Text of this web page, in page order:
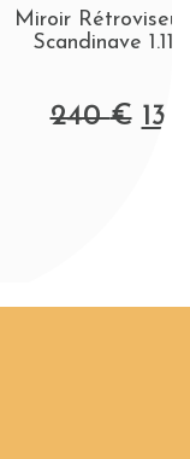
Miroir
Scandinave
240€